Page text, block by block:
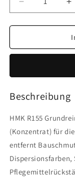
Verringere
die
Menge
R155
säurefrei
Beschreibung
HMK R155
(Konzentrat) für
entfernt